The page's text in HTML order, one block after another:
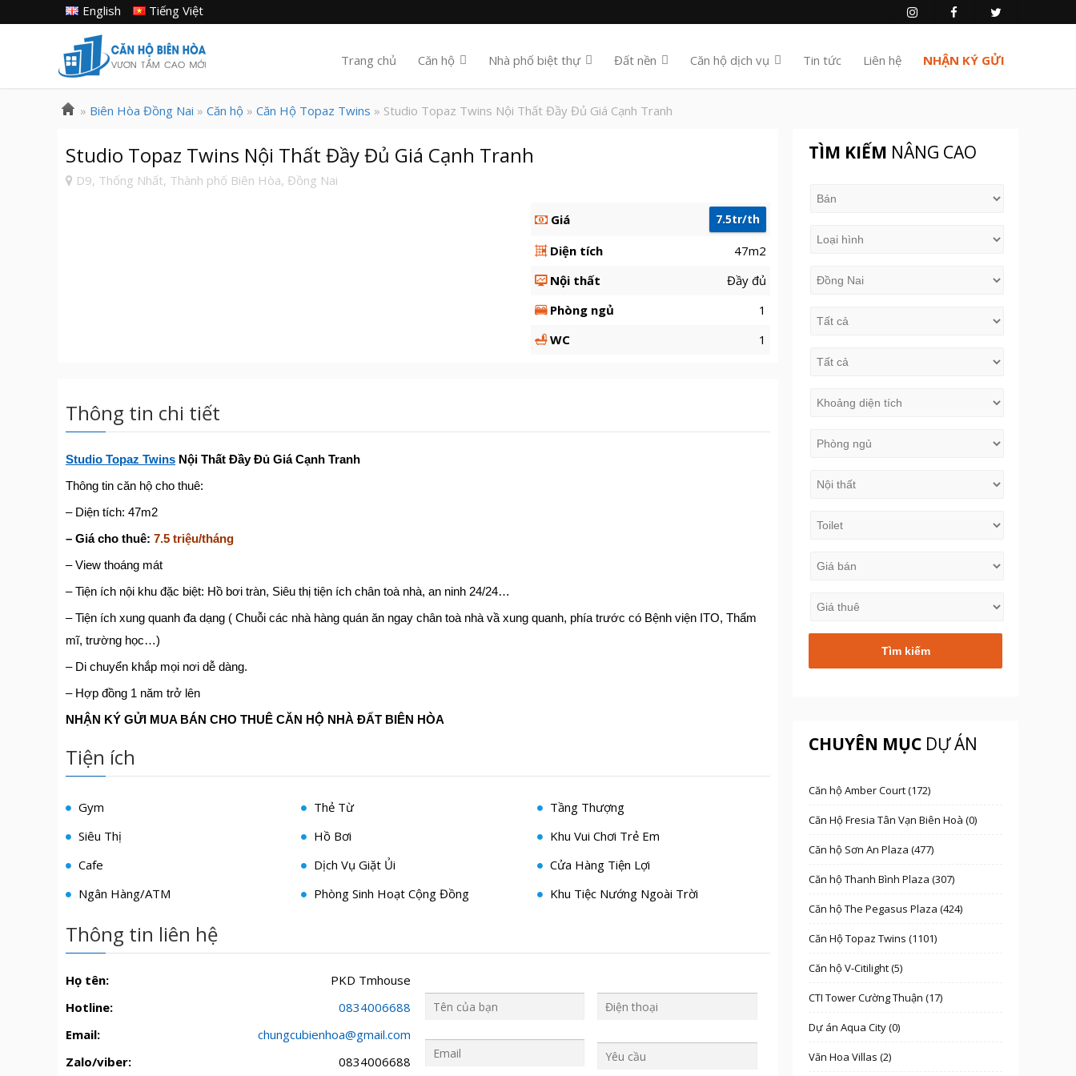
Tiếng Việt
English
Trang chủ Căn hộ Nhà phố biệt thự Đất nền Căn hộ dịch vụ Tin tức Liên hệ NHẬN KÝ GỬI
» Biên Hòa Đồng Nai » Căn hộ » Căn Hộ Topaz Twins » Studio Topaz Twins Nội Thất Đầy Đủ Giá Cạnh Tranh
Studio Topaz Twins Nội Thất Đầy Đủ Giá Cạnh Tranh
D9, Thống Nhất, Thành phố Biên Hòa, Đồng Nai
Giá 7.5tr/th
Diện tích
47m2
Nội thất
Đầy đủ
Phòng ngủ
1
WC
1
Thông tin chi tiết
Studio Topaz Twins Nội Thất Đầy Đủ Giá Cạnh Tranh
Thông tin căn hộ cho thuê:
– Diện tích: 47m2
– Giá cho thuê: 7.5 triệu/tháng
– View thoáng mát
– Tiện ích nội khu đặc biệt: Hồ bơi tràn, Siêu thị tiện ích chân toà nhà, an ninh 24/24…
– Tiện ích xung quanh đa dạng ( Chuỗi các nhà hàng quán ăn ngay chân toà nhà vầ xung quanh, phía trước có Bệnh viện ITO, Thẩm
mĩ, trường học…)
– Di chuyển khắp mọi nơi dễ dàng.
– Hợp đồng 1 năm trở lên
NHẬN KÝ GỬI MUA BÁN CHO THUÊ CĂN HỘ NHÀ ĐẤT BIÊN HÒA
Tiện ích
Gym Thẻ Từ
Tầng Thượng
Siêu Thị
Hồ Bơi
Khu Vui Chơi Trẻ Em
Cafe
Dịch Vụ Giặt Ủi
Cửa Hàng Tiện Lợi
Ngân Hàng/ATM
Phòng Sinh Hoạt Cộng Đồng Khu Tiệc Nướng Ngoài Trời
Thông tin liên hệ
Họ tên:
PKD Tmhouse
Hotline:
0834006688
Email:
chungcubienhoa@gmail.com
Zalo/viber:
0834006688
Y
TÌM KIẾM NÂNG CAO
CHUYÊN MỤC DỰ ÁN
Căn hộ Amber Court (172)
Căn Hộ Fresia Tân Vạn Biên Hoà (0)
Căn hộ Sơn An Plaza (477)
Căn hộ Thanh Bình Plaza (307)
Căn hộ The Pegasus Plaza (424)
Căn Hộ Topaz Twins (1101)
Căn hộ V-Citilight (5)
CTI Tower Cường Thuận (17)
Dự án Aqua City (0)
Văn Hoa Villas (2)